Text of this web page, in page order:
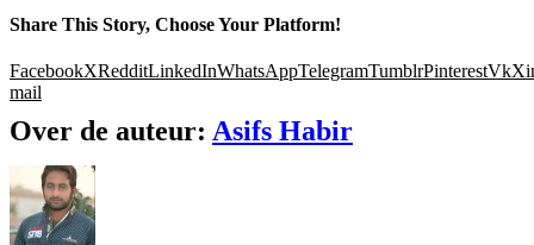
Share This Story, Choose Your Platform!
FacebookXRedditLinkedInWhatsAppTelegramTumblrPinterestVk
mail
Over de auteur: Asifs Habir